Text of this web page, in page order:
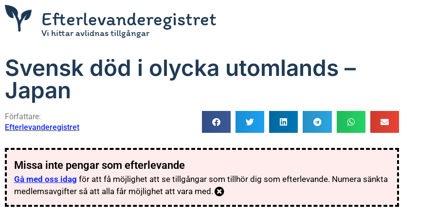
Efterlevanderegistret
Vi hittar avlidnas tillgångar
Svensk död i olycka utomlands –
Japan
Författare:
Efterlevanderegistret
Missa inte pengar som efterlevande
Gå med oss idag för att få möjlighet att se tillgångar som tillhör dig som efterlevande. Numera sänkta
medlemsavgifter så att alla får möjlighet att vara med.